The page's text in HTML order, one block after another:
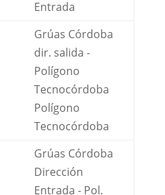
Entrada
Grúas Córdoba
dir. salida -
Polígono
Tecnocórdoba
Polígono
Tecnocórdoba
Grúas Córdoba
Dirección
Entrada - Pol.